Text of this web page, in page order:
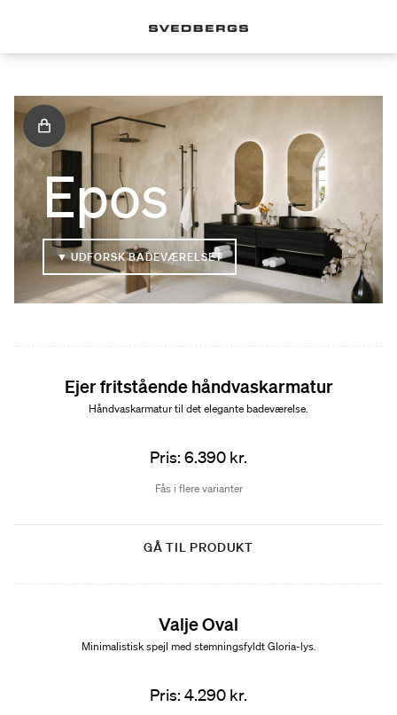
Epos
▼ UDFORSK BADEVÆRELSET
Ejer fritstående håndvaskarmatur
Håndvaskarmatur til det elegante badeværelse.
Pris: 6.390 kr.
Fås i flere varianter
GÅ TIL PRODUKT
Valje Oval
Minimalistisk spejl med stemningsfyldt Gloria-lys.
Pris: 4.290 kr.